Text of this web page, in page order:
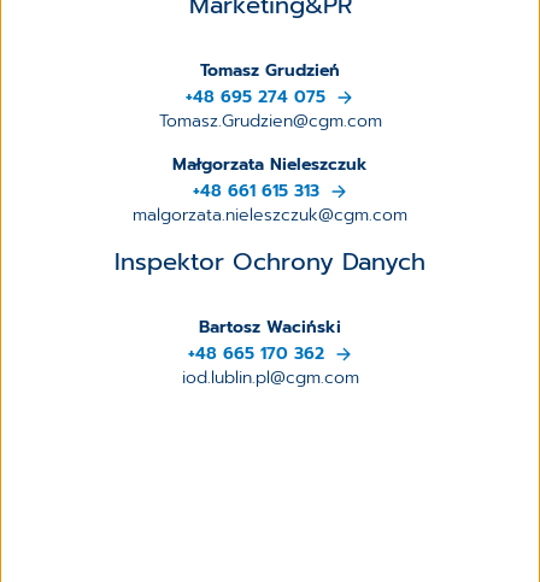
Tomasz Grudzień
+48 695 274 075
Tomasz.Grudzien@cgm.com
Małgorzata Nieleszczuk
+48 661 615 313
malgorzata.nieleszczuk@cgm.com
Inspektor Ochrony Danych
Bartosz Waciński
+48 665 170 362
iod.lublin.pl@cgm.com